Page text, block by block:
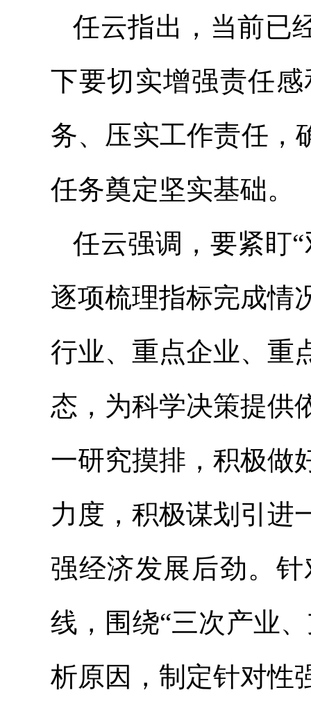
任云指出，当前已
下要切实增强责任
务、压实工作责任，
任务奠定坚实基础。
任云强调，要紧盯
逐项梳理指标完成情
行业、重点企业、重
态，为科学决策提供
一研究摸排，积极做
力度，积极谋划引进
强经济发展后劲。
线，围绕“三次产业
析原因，制定针对性